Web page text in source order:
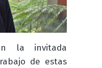
la invitada
de estas